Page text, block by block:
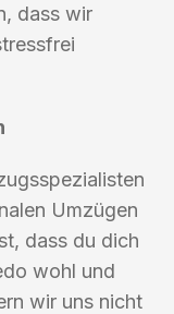
dass wir
Umzügen
dass du dich
wohl und
wir uns nicht